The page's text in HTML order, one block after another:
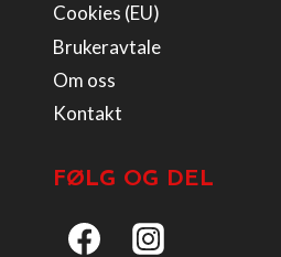
Cookies (EU)
Brukeravtale
Om oss
Kontakt
FØLG OG DEL